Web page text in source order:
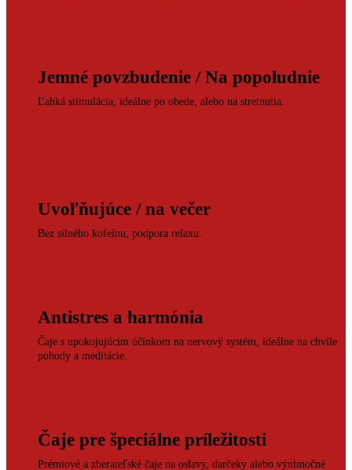
Jemné povzbudenie / Na popoludnie
Ľahká stimulácia, ideálne po obede, alebo na stretnutia.
Uvoľňujúce / na večer
Bez silného kofeínu, podpora relaxu.
Antistres a harmónia
Čaje s upokojujúcim účinkom na nervový systém, ideálne na chvíle
pohody a meditácie.
Čaje pre špeciálne príležitosti
Prémiové a zberateľské čaje na oslavy, darčeky alebo výnimočné